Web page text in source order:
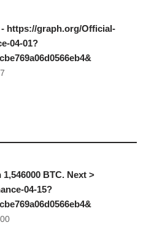
- https://graph.org/Official-
04-01?
BTC. Next >
04-15?